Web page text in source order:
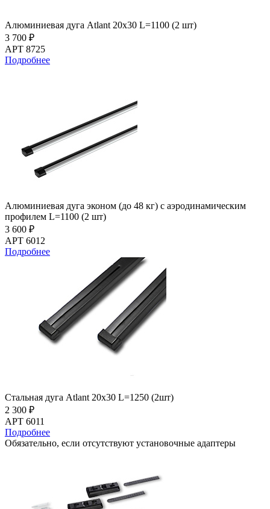
Алюминиевая дуга Atlant 20х30 L=1100 (2 шт)
3 700 ₽
АРТ 8725
Подробнее
Алюминиевая дуга эконом (до 48 кг) с аэродинамическим
профилем L=1100 (2 шт)
3 600 ₽
АРТ 6012
Подробнее
Стальная дуга Atlant 20х30 L=1250 (2шт)
2 300 ₽
АРТ 6011
Подробнее
Обязательно, если отсутствуют установочные адаптеры